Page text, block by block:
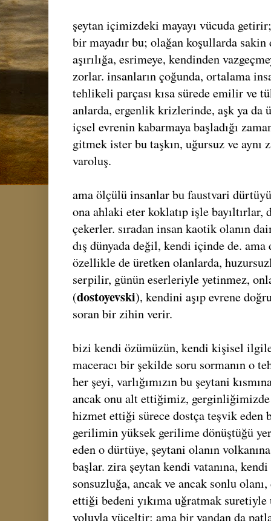
şeytan içimizdeki mayayı vücuda
bir mayadır bu; olağan koşullarda sakin
aşırılığa, esrimeye, kendinden
zorlar. insanların çoğunda, ortalama
tehlikeli parçası kısa sürede emilir ve
anlarda, ergenlik krizlerinde, aşk ya da
içsel evrenin kabarmaya başladığı
gitmek ister bu taşkın, uğursuz ve aynı
varoluş.
ama ölçülü insanlar bu faustvari
ona ahlaki eter koklatıp işle bayıltırlar,
çekerler. sıradan insan kaotik olanın
dış dünyada değil, kendi içinde de.
özellikle de üretken olanlarda,
serpilir, günün eserleriyle yetinmez,
(dostoyevski), kendini aşıp evrene
soran bir zihin verir.
bizi kendi özümüzün, kendi kişisel
maceracı bir şekilde soru sormanın o
her şeyi, varlığımızın bu şeytani
ancak onu alt ettiğimiz,
hizmet ettiği sürece dostça teşvik eden
gerilimin yüksek gerilime dönüştüğü
eden o dürtüye, şeytani olanın
başlar. zira şeytan kendi vatanına,
sonsuzluğa, ancak ve ancak sonlu
ettiği bedeni yıkıma uğratmak
yoluyla yüceltir; ama bir yandan da